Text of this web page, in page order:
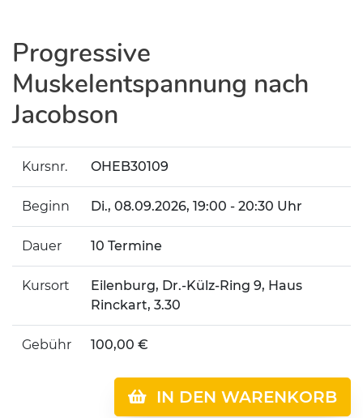
Progressive
Muskelentspannung nach
Jacobson
Kursnr. OHEB30109
Beginn Di., 08.09.2026, 19:00 - 20:30 Uhr
Dauer 10 Termine
Kursort
Eilenburg, Dr.-Külz-Ring 9, Haus
Rinckart, 3.30
Gebühr 100,00 €
IN DEN WARENKORB